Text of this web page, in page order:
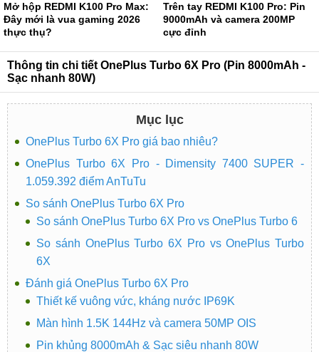
Mở hộp REDMI K100 Pro Max:
Đây mới là vua gaming 2026
thực thụ?
Trên tay REDMI K100 Pro: Pin
9000mAh và camera 200MP
cực đỉnh
Thông tin chi tiết OnePlus Turbo 6X Pro (Pin 8000mAh -
Sạc nhanh 80W)
Mục lục
OnePlus Turbo 6X Pro giá bao nhiêu?
OnePlus Turbo 6X Pro - Dimensity 7400 SUPER -
1.059.392 điểm AnTuTu
So sánh OnePlus Turbo 6X Pro
So sánh OnePlus Turbo 6X Pro vs OnePlus Turbo 6
So sánh OnePlus Turbo 6X Pro vs OnePlus Turbo
6X
Đánh giá OnePlus Turbo 6X Pro
Thiết kế vuông vức, kháng nước IP69K
Màn hình 1.5K 144Hz và camera 50MP OIS
Pin khủng 8000mAh & Sạc siêu nhanh 80W